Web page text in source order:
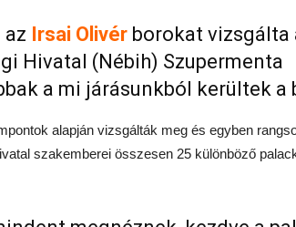
Irsai Olivér borokat vizsgálta
Hivatal (Nébih) Szupermenta
a mi járásunkból kerültek a
alapján vizsgálták meg és egyben
szakemberei összesen 25 különböző